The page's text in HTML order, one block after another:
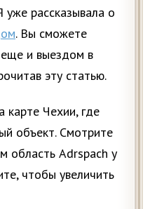
рассказывала о
. Вы сможете
и выездом в
эту статью.
карте Чехии, где
объект. Смотрите
область Adrspach у
чтобы увеличить